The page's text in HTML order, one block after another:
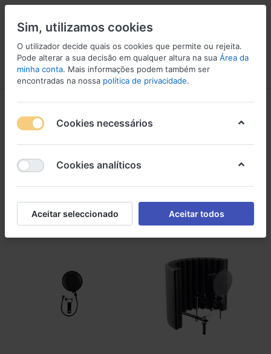
Menu Iniciar sessão Comparar Lista de Desejos
1-18de
Acessórios
Sim, utilizamos cookies
O utilizador decide quais os cookies que permite ou rejeita.
Pode alterar a sua decisão em qualquer altura na sua Área da
minha conta. Mais informações podem também ser
encontradas na nossa política de privacidade.
Cookies necessários
Cookies analíticos
Aceitar seleccionado Aceitar todos